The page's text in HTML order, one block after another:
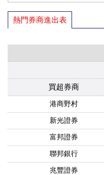
熱門券商進出表
買超券商
港商野村
新光證券
富邦證券
聯邦銀行
兆豐證券